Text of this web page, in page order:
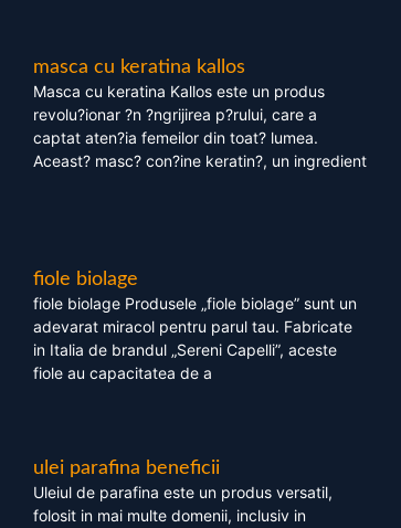
masca cu keratina kallos
Masca cu keratina Kallos este un produs
revolu?ionar ?n ?ngrijirea p?rului, care a
captat aten?ia femeilor din toat? lumea.
Aceast? masc? con?ine keratin?, un ingredient
fiole biolage
fiole biolage Produsele „fiole biolage” sunt un
adevarat miracol pentru parul tau. Fabricate
in Italia de brandul „Sereni Capelli”, aceste
fiole au capacitatea de a
ulei parafina beneficii
Uleiul de parafina este un produs versatil,
folosit in mai multe domenii, inclusiv in